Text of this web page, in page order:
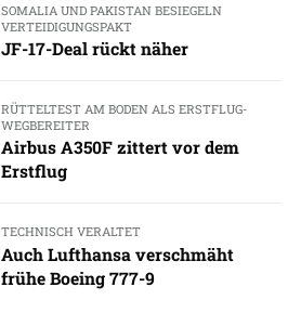
SOMALIA UND PAKISTAN BESIEGELN
VERTEIDIGUNGSPAKT
JF-17-Deal rückt näher
RÜTTELTEST AM BODEN ALS ERSTFLUG-
WEGBEREITER
Airbus A350F zittert vor dem
Erstflug
TECHNISCH VERALTET
Auch Lufthansa verschmäht
frühe Boeing 777-9